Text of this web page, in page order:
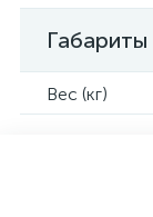
Габариты
Вес (кг)